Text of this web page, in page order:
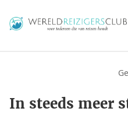
In steeds meer